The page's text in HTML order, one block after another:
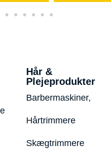
Hår &
Plejeprodukter
Barbermaskiner,
Hårtrimmere
Skægtrimmere